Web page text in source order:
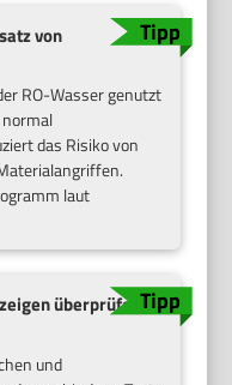
von
RO-Wasser genutzt
das Risiko von
laut
überprüfen
und